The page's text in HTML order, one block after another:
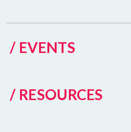
/ EVENTS
/ RESOURCES